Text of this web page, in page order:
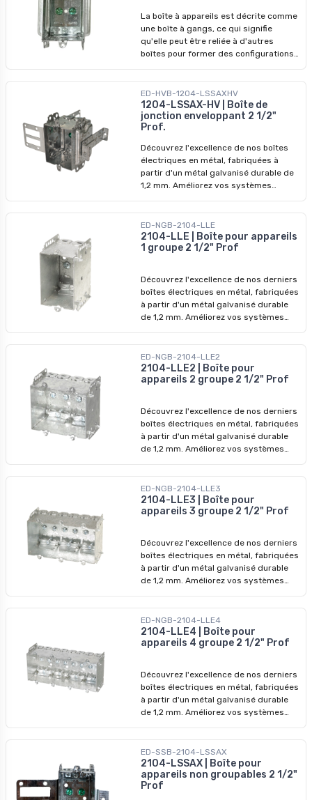
Pinces pour câble sous gaine non
métallique, côtés rallongés pour le
clouage extérieur. - Installation :
Spécifiquement conçu pour
La boîte à appareils est décrite comme
une boîte à gangs, ce qui signifie
qu'elle peut être reliée à d'autres
boîtes pour former des configurations
installations électriques où plusieurs
appareils ou connexions doivent être
logés ensemble. Caractéristiques
principales : - Matériau : Acier -
Volume : 16 po cu - Pinces pour câble
sous gaine non métallique ou câble
armé - Installation : Spécifiquement
conçu pour l'installation sur des
ED-HVB-1204-LSSAXHV
1204-LSSAX-HV | Boîte de
jonction enveloppant 2 1/2"
Prof.
Découvrez l'excellence de nos boîtes
électriques en métal, fabriquées à
partir d'un métal galvanisé durable de
1,2 mm. Améliorez vos systèmes
surpasser les modèles précédents. Ne
manquez pas nos prix imbattables -
profitez-en pour révolutionner vos
ED-NGB-2104-LLE
2104-LLE | Boîte pour appareils
1 groupe 2 1/2" Prof
Découvrez l'excellence de nos derniers
boîtes électriques en métal, fabriquées
à partir d'un métal galvanisé durable
de 1,2 mm. Améliorez vos systèmes
surpasser les modèles précédents. Ne
manquez pas nos prix imbattables -
profitez-en pour révolutionner vos
ED-NGB-2104-LLE2
2104-LLE2 | Boîte pour
appareils 2 groupe 2 1/2" Prof
Découvrez l'excellence de nos derniers
boîtes électriques en métal, fabriquées
à partir d'un métal galvanisé durable
de 1,2 mm. Améliorez vos systèmes
surpasser les modèles précédents. Ne
manquez pas nos prix imbattables -
profitez-en pour révolutionner vos
ED-NGB-2104-LLE3
2104-LLE3 | Boîte pour
appareils 3 groupe 2 1/2" Prof
Découvrez l'excellence de nos derniers
boîtes électriques en métal, fabriquées
à partir d'un métal galvanisé durable
de 1,2 mm. Améliorez vos systèmes
surpasser les modèles précédents. Ne
manquez pas nos prix imbattables -
profitez-en pour révolutionner vos
ED-NGB-2104-LLE4
2104-LLE4 | Boîte pour
appareils 4 groupe 2 1/2" Prof
Découvrez l'excellence de nos derniers
boîtes électriques en métal, fabriquées
à partir d'un métal galvanisé durable
de 1,2 mm. Améliorez vos systèmes
surpasser les modèles précédents. Ne
manquez pas nos prix imbattables -
profitez-en pour révolutionner vos
installations dès aujourd'hui !
ED-SSB-2104-LSSAX
2104-LSSAX | Boîte pour
appareils non groupables 2 1/2"
Prof